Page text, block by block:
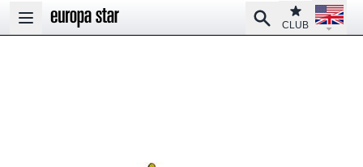
Open main menu
SearchClub
CLUB
Open